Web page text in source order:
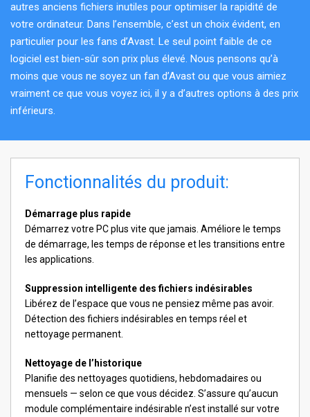
autres anciens fichiers inutiles pour optimiser la rapidité de
votre ordinateur. Dans l’ensemble, c’est un choix évident, en
particulier pour les fans d’Avast. Le seul point faible de ce
logiciel est bien-sûr son prix plus élevé. Nous pensons qu’à
moins que vous ne soyez un fan d’Avast ou que vous aimiez
vraiment ce que vous voyez ici, il y a d’autres options à des prix
inférieurs.
Fonctionnalités du produit:
Démarrage plus rapide
Démarrez votre PC plus vite que jamais. Améliore le temps
de démarrage, les temps de réponse et les transitions entre
les applications.
Suppression intelligente des fichiers indésirables
Libérez de l’espace que vous ne pensiez même pas avoir.
Détection des fichiers indésirables en temps réel et
nettoyage permanent.
Nettoyage de l’historique
Planifie des nettoyages quotidiens, hebdomadaires ou
mensuels — selon ce que vous décidez. S’assure qu’aucun
module complémentaire indésirable n’est installé sur votre